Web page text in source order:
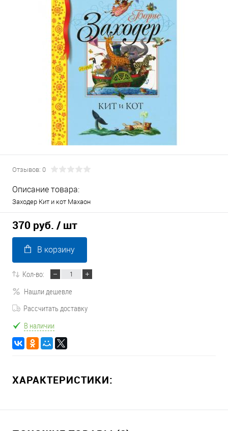
Отзывов: 0
Описание товара:
Заходер Кит и кот Махаон
370 руб. / шт
В корзину
Кол-во:
Нашли дешевле
Рассчитать доставку
В наличии
ХАРАКТЕРИСТИКИ: